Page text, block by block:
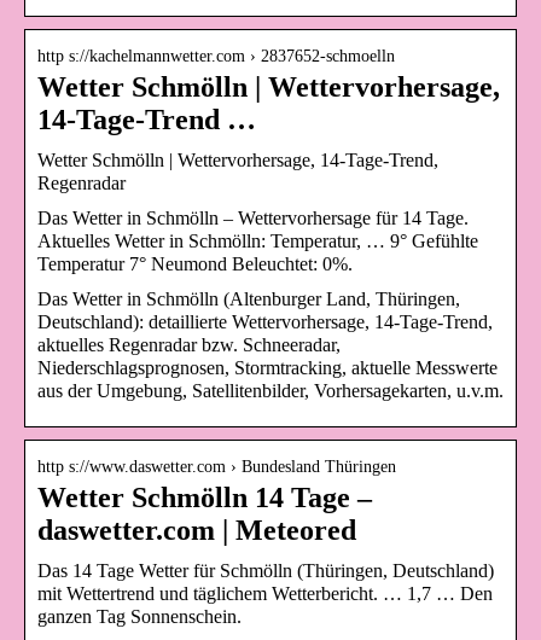
http s://kachelmannwetter.com › 2837652-schmoelln
Wetter Schmölln | Wettervorhersage,
14-Tage-Trend …
Wetter Schmölln | Wettervorhersage, 14-Tage-Trend,
Regenradar
Das Wetter in Schmölln – Wettervorhersage für 14 Tage.
Aktuelles Wetter in Schmölln: Temperatur, … 9° Gefühlte
Temperatur 7° Neumond Beleuchtet: 0%.
Das Wetter in Schmölln (Altenburger Land, Thüringen,
Deutschland): detaillierte Wettervorhersage, 14-Tage-Trend,
aktuelles Regenradar bzw. Schneeradar,
Niederschlagsprognosen, Stormtracking, aktuelle Messwerte
aus der Umgebung, Satellitenbilder, Vorhersagekarten, u.v.m.
http s://www.daswetter.com › Bundesland Thüringen
Wetter Schmölln 14 Tage –
daswetter.com | Meteored
Das 14 Tage Wetter für Schmölln (Thüringen, Deutschland)
mit Wettertrend und täglichem Wetterbericht. … 1,7 … Den
ganzen Tag Sonnenschein.